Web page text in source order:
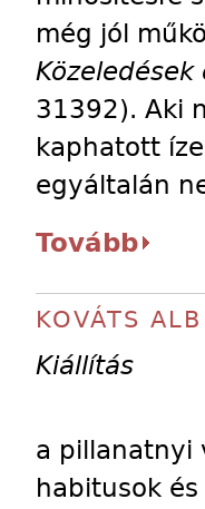
még jól
31392). Aki
kaphatott
egyáltalán
Tovább
KOVÁTS
Kiállítás
a pillanatnyi
habitusok